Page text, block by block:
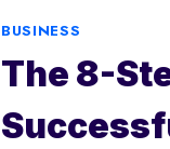
BUSINESS
The 8-